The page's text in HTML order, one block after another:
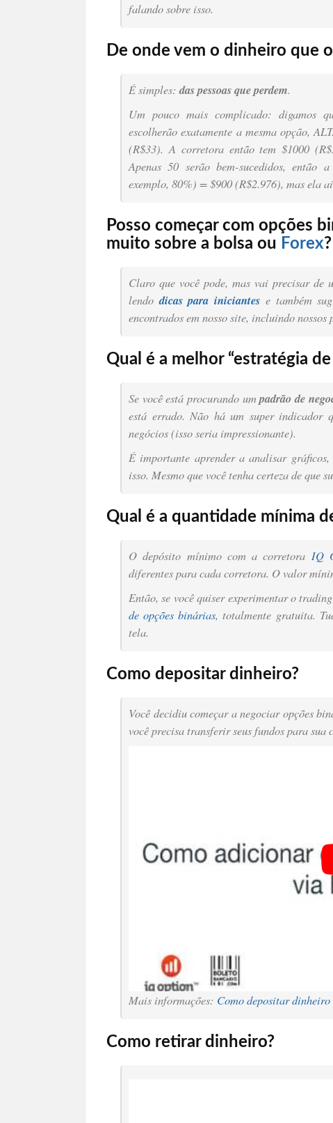
falando sobre isso.
De onde vem o dinheiro que
É simples:das pessoas que perdem.
Um pouco mais complicado: digamos
escolherão exatamente a mesma opção,
(R$33). A corretora então tem $1000
Apenas 50 serão bem-sucedidos, então
exemplo, 80%) = $900 (R$2.976), mas ela
Posso começar com opções
muito sobre a bolsa ou Forex?
Claro que você pode, mas vai precisar de
lendodicas para iniciantes e também
encontrados em nosso site, incluindo
Qual é a melhor “estratégia
Se você está procurando umpadrão de
está errado. Não há um super indicador
negócios (isso seria impressionante).
É importante aprender a analisar gráficos,
isso. Mesmo que você tenha certeza de que
Qual é a quantidade mínima
O depósito mínimo com a corretora IQ
diferentes para cada corretora. O valor
Então, se você quiser experimentar o
de opções binárias, totalmente gratuita.
tela.
Como depositar dinheiro?
Você decidiu começar a negociar opções
você precisa transferir seus fundos para sua
Mais informações: Como depositar
Como retirar dinheiro?